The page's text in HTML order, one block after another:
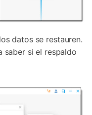
datos se restauren.
saber si el respaldo